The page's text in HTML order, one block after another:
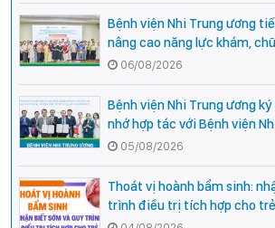
Bệnh viện Nhi Trung ương
nâng cao năng lực khám,
cho cán bộ y tế tại các tỉnh
06/08/2026
Bệnh viện Nhi Trung ương
nhớ hợp tác với Bệnh viện
Campuchia
05/08/2026
Thoát vị hoành bẩm sinh:
trình điều trị tích hợp cho
chuyên gia hàng đầu của